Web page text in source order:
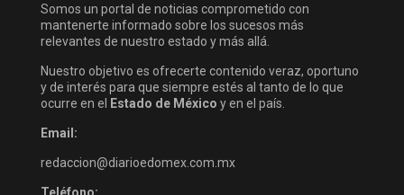
Somos un portal de noticias comprometido con
mantenerte informado sobre los sucesos más
relevantes de nuestro estado y más allá.
Nuestro objetivo es ofrecerte contenido veraz, oportuno
y de interés para que siempre estés al tanto de lo que
ocurre en el
Estado de México y en el país.
Email:
redaccion@diarioedomex.com.mx